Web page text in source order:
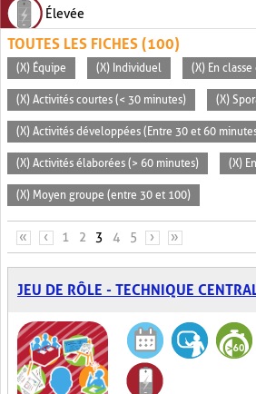
Élevée
TOUTES LES FICHES (100)
(X) Équipe (X) Individuel (X) En
(X) Activités courtes (< 30 minutes) (X)
(X) Activités développées (Entre 30 et 60
(X) Activités élaborées (> 60 minutes) (X)
(X) Moyen groupe (entre 30 et 100)
PAGES
« ‹ 1 2 3 4 5 › »
JEU DE RÔLE - TECHNIQUE